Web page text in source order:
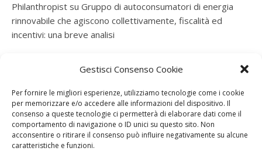
Gestisci Consenso Cookie
Per fornire le migliori esperienze, utilizziamo tecnologie come i cookie
per memorizzare e/o accedere alle informazioni del dispositivo. Il
consenso a queste tecnologie ci permetterà di elaborare dati come il
comportamento di navigazione o ID unici su questo sito. Non
acconsentire o ritirare il consenso può influire negativamente su alcune
caratteristiche e funzioni.
Philanthropist su Gruppo di autoconsumatori di energia
rinnovabile che agiscono collettivamente, fiscalità ed
incentivi: una breve analisi
rinnovabile che agiscono collettivamente, fiscalità ed
ramatogelsuGruppo di autoconsumatori di energia
rinnovabile che agiscono collettivamente, fiscalità ed
incentivi: una breve analisi